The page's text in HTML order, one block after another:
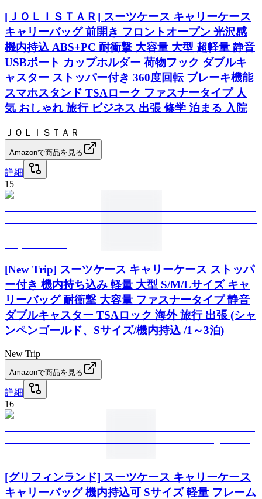
[ＪＯＬＩＳＴＡＲ] スーツケース キャリーケース
キャリーバッグ 前開き フロントオープン 光沢感
機内持込 ABS+PC 耐衝撃 大容量 大型 超軽量 静音
USBポート カップホルダー 荷物フック ダブルキ
ャスター ストッパー付き 360度回転 ブレーキ機能
スマホスタンド TSAローク ファスナータイプ 人
気 おしゃれ 旅行 ビジネス 出張 修学 泊まる 入院
ＪＯＬＩＳＴＡＲ
Amazonで商品を見る
詳細
15
[New Trip] スーツケース キャリーケース ストッパ
ー付き 機内持ち込み 軽量 大型 S/M/Lサイズ キャ
リーバッグ 耐衝撃 大容量 ファスナータイプ 静音
ダブルキャスター TSAロック 海外 旅行 出張 (シャ
ンペンゴールド、Sサイズ/機内持込 /1～3泊)
New Trip
Amazonで商品を見る
詳細
16
[グリフィンランド] スーツケース キャリーケース
キャリーバッグ 機内持込可 Sサイズ 軽量 フレーム